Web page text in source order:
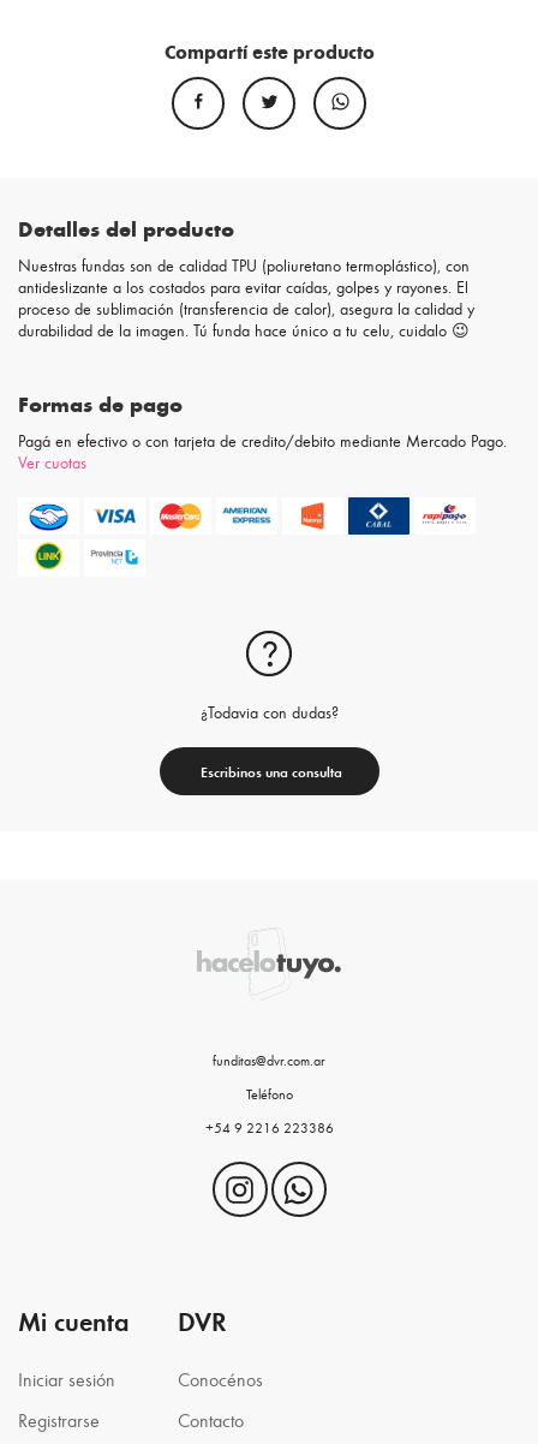
Compartí este producto
Detalles del producto
Nuestras fundas son de calidad TPU (poliuretano termoplástico), con
antideslizante a los costados para evitar caídas, golpes y rayones. El
proceso de sublimación (transferencia de calor), asegura la calidad y
durabilidad de la imagen. Tú funda hace único a tu celu, cuidalo 😉
Formas de pago
Pagá en efectivo o con tarjeta de credito/debito mediante Mercado Pago.
Ver cuotas
¿Todavia con dudas?
Escribinos una consulta
funditas@dvr.com.ar
Teléfono
+54 9 2216 223386
Mi cuenta
Iniciar sesión
Registrarse
DVR
Conocénos
Contacto